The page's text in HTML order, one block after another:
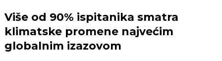
Više od 90% ispitanika smatra
klimatske promene najvećim
globalnim izazovom